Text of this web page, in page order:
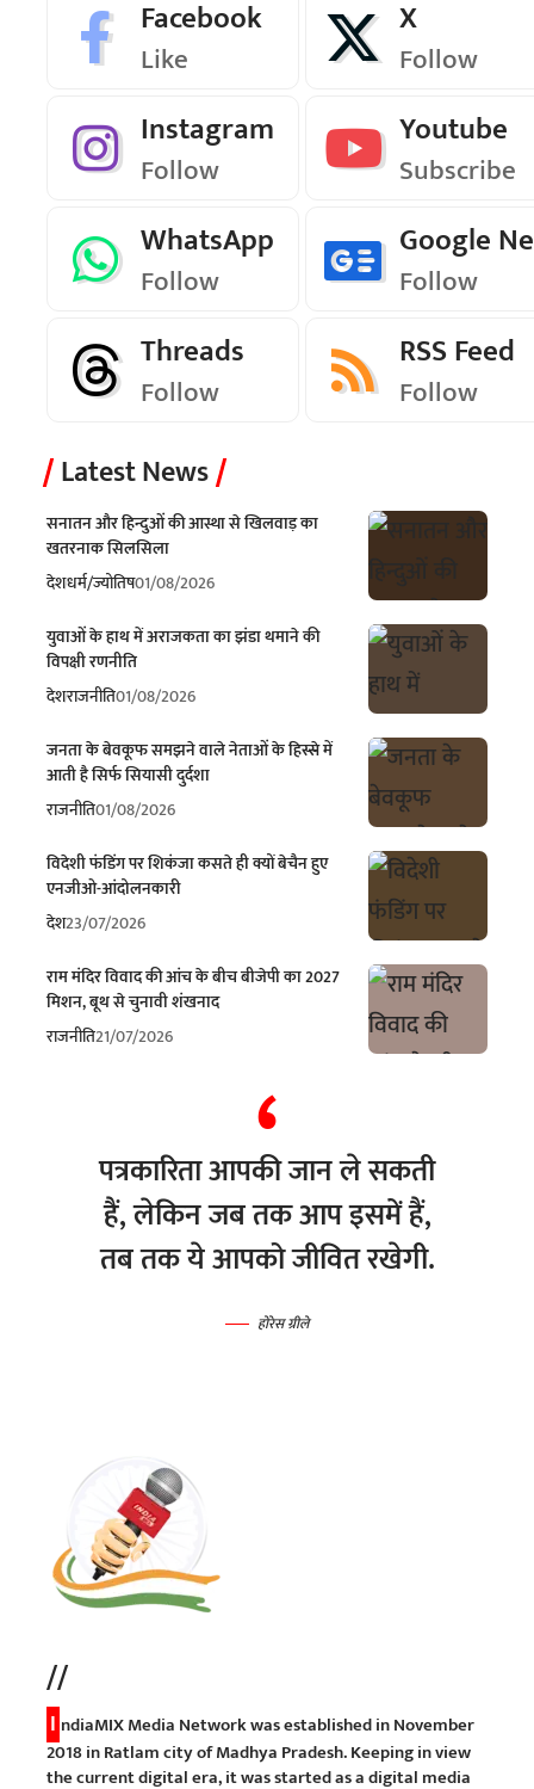
Facebook
Like
X
Follow
Instagram
Follow
Youtube
Subscribe
WhatsApp
Follow
Google
Follow
Threads
Follow
RSS Feed
Follow
Latest News
सनातन और हिन्दुओं की आस्था से खिलवाड़ का
खतरनाक सिलसिला
देशधर्म/ज्योतिष01/08/2026
युवाओं के हाथ में अराजकता का झंडा थमाने की
विपक्षी रणनीति
देशराजनीति01/08/2026
जनता के बेवकूफ समझने वाले नेताओं के हिस्से में
आती है सिर्फ सियासी दुर्दशा
राजनीति01/08/2026
विदेशी फंडिंग पर शिकंजा कसते ही क्यों बेचैन हुए
एनजीओ-आंदोलनकारी
देश23/07/2026
राम मंदिर विवाद की आंच के बीच बीजेपी का 2027
मिशन, बूथ से चुनावी शंखनाद
राजनीति21/07/2026
पत्रकारिता आपकी जान ले सकती
हैं, लेकिन जब तक आप इसमें हैं,
तब तक ये आपको जीवित रखेगी.
होरेस ग्रीले
//
I ndiaMIX Media Network was established in November
2018 in Ratlam city of Madhya Pradesh. Keeping in view
the current digital era, it was started as a digital media